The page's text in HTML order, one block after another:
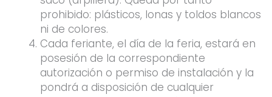
prohibido: plásticos, lonas y toldos blancos
ni de colores.
Cada feriante, el día de la feria, estará en
posesión de la correspondiente
autorización o permiso de instalación y la
pondrá a disposición de cualquier